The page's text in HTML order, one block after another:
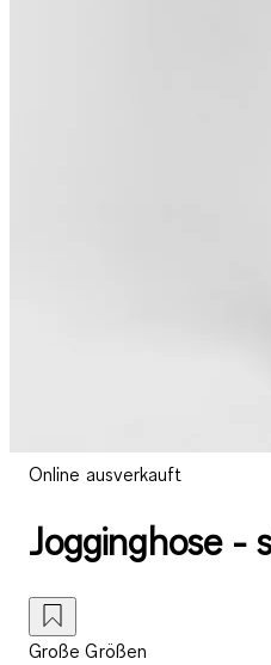
Online ausverkauft
Jogginghose -
Große Größen